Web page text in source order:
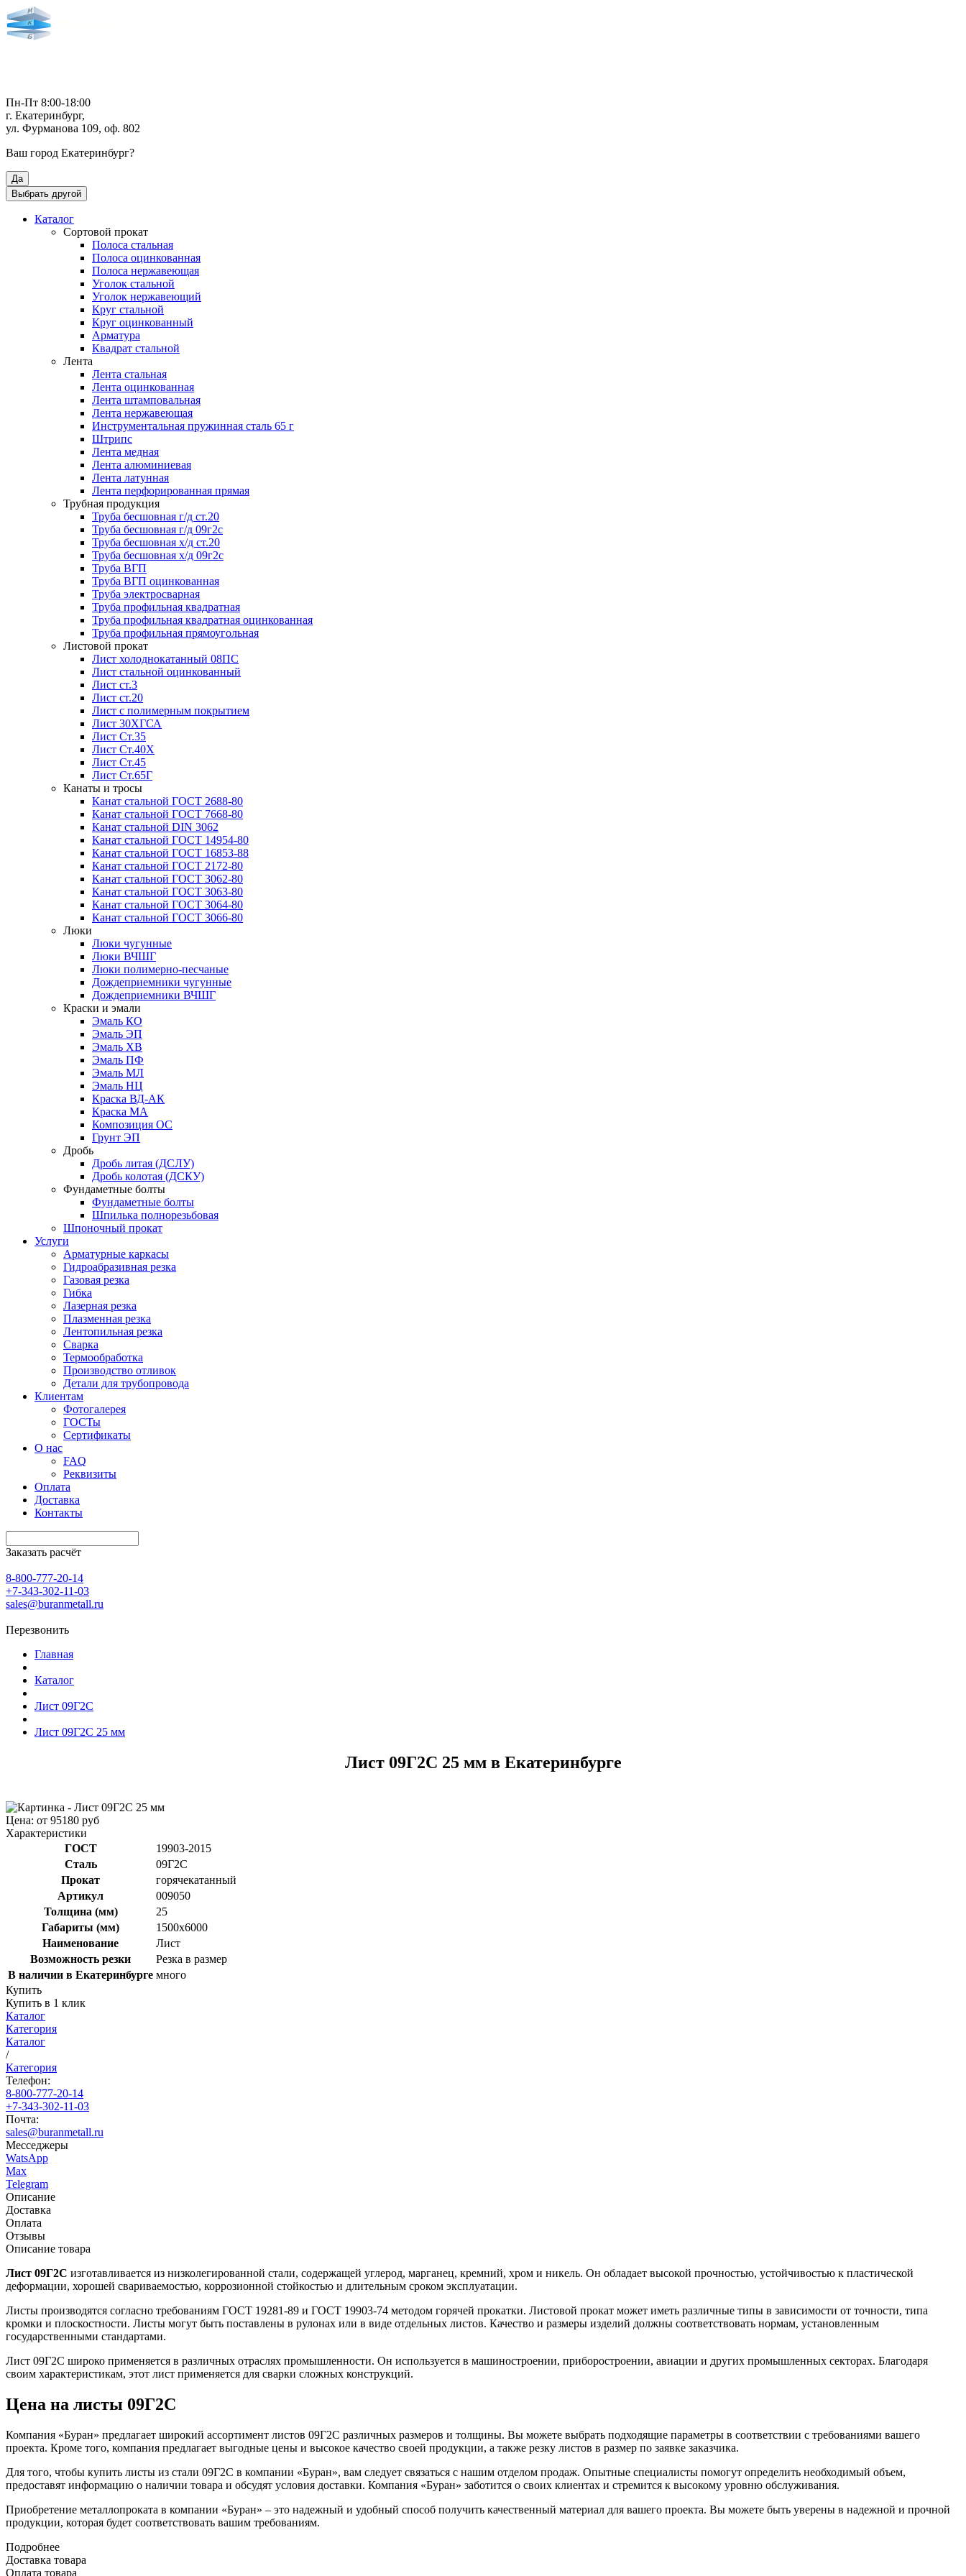
Пн-Пт 8:00-18:00
г. Екатеринбург,
ул. Фурманова 109, оф. 802
Ваш город Екатеринбург?
Да
Выбрать другой
Каталог
Сортовой прокат
Полоса стальная
Полоса оцинкованная
Полоса нержавеющая
Уголок стальной
Уголок нержавеющий
Круг стальной
Круг оцинкованный
Арматура
Квадрат стальной
Лента
Лента стальная
Лента оцинкованная
Лента штамповальная
Лента нержавеющая
Инструментальная пружинная сталь 65 г
Штрипс
Лента медная
Лента алюминиевая
Лента латунная
Лента перфорированная прямая
Трубная продукция
Труба бесшовная г/д ст.20
Труба бесшовная г/д 09г2с
Труба бесшовная х/д ст.20
Труба бесшовная х/д 09г2с
Труба ВГП
Труба ВГП оцинкованная
Труба электросварная
Труба профильная квадратная
Труба профильная квадратная оцинкованная
Труба профильная прямоугольная
Листовой прокат
Лист холоднокатанный 08ПС
Лист стальной оцинкованный
Лист ст.3
Лист ст.20
Лист с полимерным покрытием
Лист 30ХГСА
Лист Ст.35
Лист Ст.40Х
Лист Ст.45
Лист Ст.65Г
Канаты и тросы
Канат стальной ГОСТ 2688-80
Канат стальной ГОСТ 7668-80
Канат стальной DIN 3062
Канат стальной ГОСТ 14954-80
Канат стальной ГОСТ 16853-88
Канат стальной ГОСТ 2172-80
Канат стальной ГОСТ 3062-80
Канат стальной ГОСТ 3063-80
Канат стальной ГОСТ 3064-80
Канат стальной ГОСТ 3066-80
Люки
Люки чугунные
Люки ВЧШГ
Люки полимерно-песчаные
Дождеприемники чугунные
Дождеприемники ВЧШГ
Краски и эмали
Эмаль КО
Эмаль ЭП
Эмаль ХВ
Эмаль ПФ
Эмаль МЛ
Эмаль НЦ
Краска ВД-АК
Краска МА
Композиция ОС
Грунт ЭП
Дробь
Дробь литая (ДСЛУ)
Дробь колотая (ДСКУ)
Фундаметные болты
Фундаметные болты
Шпилька полнорезьбовая
Шпоночный прокат
Услуги
Арматурные каркасы
Гидроабразивная резка
Газовая резка
Гибка
Лазерная резка
Плазменная резка
Лентопильная резка
Сварка
Термообработка
Производство отливок
Детали для трубопровода
Клиентам
Фотогалерея
ГОСТы
Сертификаты
О нас
FAQ
Реквизиты
Оплата
Доставка
Контакты
Заказать расчёт
8-800-777-20-14
+7-343-302-11-03
sales@buranmetall.ru
Перезвонить
Главная
Каталог
Лист 09Г2С
Лист 09Г2С 25 мм
Лист 09Г2С 25 мм в Екатеринбурге
Цена: от 95180 руб
Характеристики
ГОСТ
19903-2015
Сталь
09Г2С
Прокат
горячекатанный
Артикул
009050
Толщина (мм)
25
Габариты (мм)
1500x6000
Наименование
Лист
Возможность резки
Резка в размер
В наличии в Екатеринбурге много
Купить
Купить в 1 клик
Каталог
Категория
Каталог
/
Категория
Телефон:
8-800-777-20-14
+7-343-302-11-03
Почта:
sales@buranmetall.ru
Месседжеры
WatsApp
Max
Telegram
Описание
Доставка
Оплата
Отзывы
Описание товара
Лист 09Г2С изготавливается из низколегированной стали, содержащей углерод, марганец, кремний, хром и никель. Он обладает высокой прочностью, устойчивостью к пластической
деформации, хорошей свариваемостью, коррозионной стойкостью и длительным сроком эксплуатации.
Листы производятся согласно требованиям ГОСТ 19281-89 и ГОСТ 19903-74 методом горячей прокатки. Листовой прокат может иметь различные типы в зависимости от точности, типа
кромки и плоскостности. Листы могут быть поставлены в рулонах или в виде отдельных листов. Качество и размеры изделий должны соответствовать нормам, установленным
государственными стандартами.
Лист 09Г2С широко применяется в различных отраслях промышленности. Он используется в машиностроении, приборостроении, авиации и других промышленных секторах. Благодаря
своим характеристикам, этот лист применяется для сварки сложных конструкций.
Цена на листы 09Г2С
Компания «Буран» предлагает широкий ассортимент листов 09Г2С различных размеров и толщины. Вы можете выбрать подходящие параметры в соответствии с требованиями вашего
проекта. Кроме того, компания предлагает выгодные цены и высокое качество своей продукции, а также резку листов в размер по заявке заказчика.
Для того, чтобы купить листы из стали 09Г2С в компании «Буран», вам следует связаться с нашим отделом продаж. Опытные специалисты помогут определить необходимый объем,
предоставят информацию о наличии товара и обсудят условия доставки. Компания «Буран» заботится о своих клиентах и стремится к высокому уровню обслуживания.
Приобретение металлопроката в компании «Буран» – это надежный и удобный способ получить качественный материал для вашего проекта. Вы можете быть уверены в надежной и прочной
продукции, которая будет соответствовать вашим требованиям.
Подробнее
Доставка товара
Оплата товара